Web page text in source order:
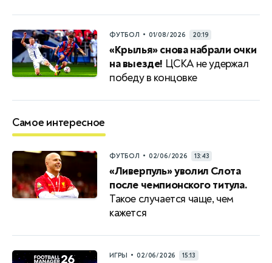
ФУТБОЛ • 01/08/2026 20:19
«Крылья» снова набрали очки
на выезде! ЦСКА не удержал
победу в концовке
Самое интересное
ФУТБОЛ • 02/06/2026 13:43
«Ливерпуль» уволил Слота
после чемпионского титула.
Такое случается чаще, чем
кажется
ИГРЫ • 02/06/2026 15:13